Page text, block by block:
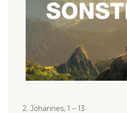
2. Johannes, 1 – 13